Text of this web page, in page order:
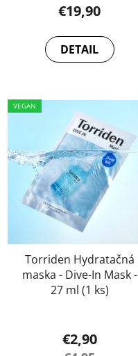
€19,90
DETAIL
VEGAN
Torriden Hydratačná
maska - Dive-In Mask -
27 ml (1 ks)
€2,90